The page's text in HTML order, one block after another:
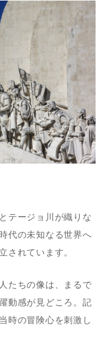
テージョ川が織りな
代の未知なる世界へ
されています。
たちの像は、まるで
動感が見どころ。記
時の冒険心を刺激し